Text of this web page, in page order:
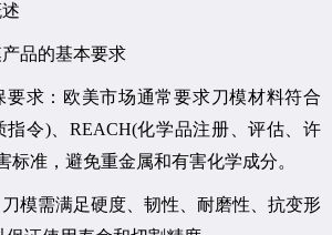
品的基本要求
要求：欧美市场通常要求刀模材料符合
指令)、REACH(化学品注册、评估、许
标准，避免重金属和有害化学成分。
模需满足硬度、韧性、耐磨性、抗变形